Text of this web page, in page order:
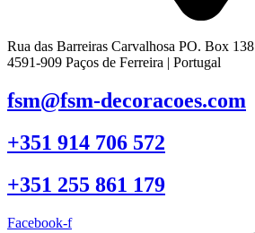
Rua das Barreiras Carvalhosa PO. Box 138
4591-909 Paços de Ferreira | Portugal
fsm@fsm-decoracoes.com
+351 914 706 572
+351 255 861 179
Facebook-f